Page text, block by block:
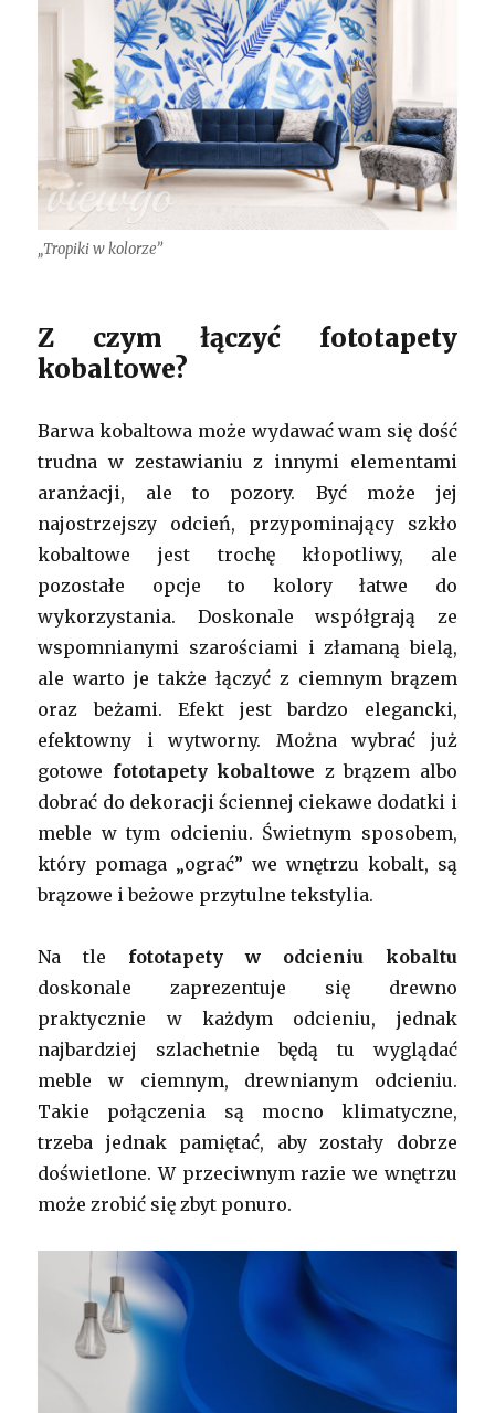
„Tropiki w kolorze”
Z czym łączyć fototapety
kobaltowe?
Barwa kobaltowa może wydawać wam się dość
trudna w zestawianiu z innymi elementami
aranżacji, ale to pozory. Być może jej
najostrzejszy odcień, przypominający szkło
kobaltowe jest trochę kłopotliwy, ale
pozostałe opcje to kolory łatwe do
wykorzystania. Doskonale współgrają ze
wspomnianymi szarościami i złamaną bielą,
ale warto je także łączyć z ciemnym brązem
oraz beżami. Efekt jest bardzo elegancki,
efektowny i wytworny. Można wybrać już
gotowe fototapety kobaltowe z brązem albo
dobrać do dekoracji ściennej ciekawe dodatki i
meble w tym odcieniu. Świetnym sposobem,
który pomaga „ograć” we wnętrzu kobalt, są
brązowe i beżowe przytulne tekstylia.
Na tle fototapety w odcieniu kobaltu
doskonale zaprezentuje się drewno
praktycznie w każdym odcieniu, jednak
najbardziej szlachetnie będą tu wyglądać
meble w ciemnym, drewnianym odcieniu.
Takie połączenia są mocno klimatyczne,
trzeba jednak pamiętać, aby zostały dobrze
doświetlone. W przeciwnym razie we wnętrzu
może zrobić się zbyt ponuro.